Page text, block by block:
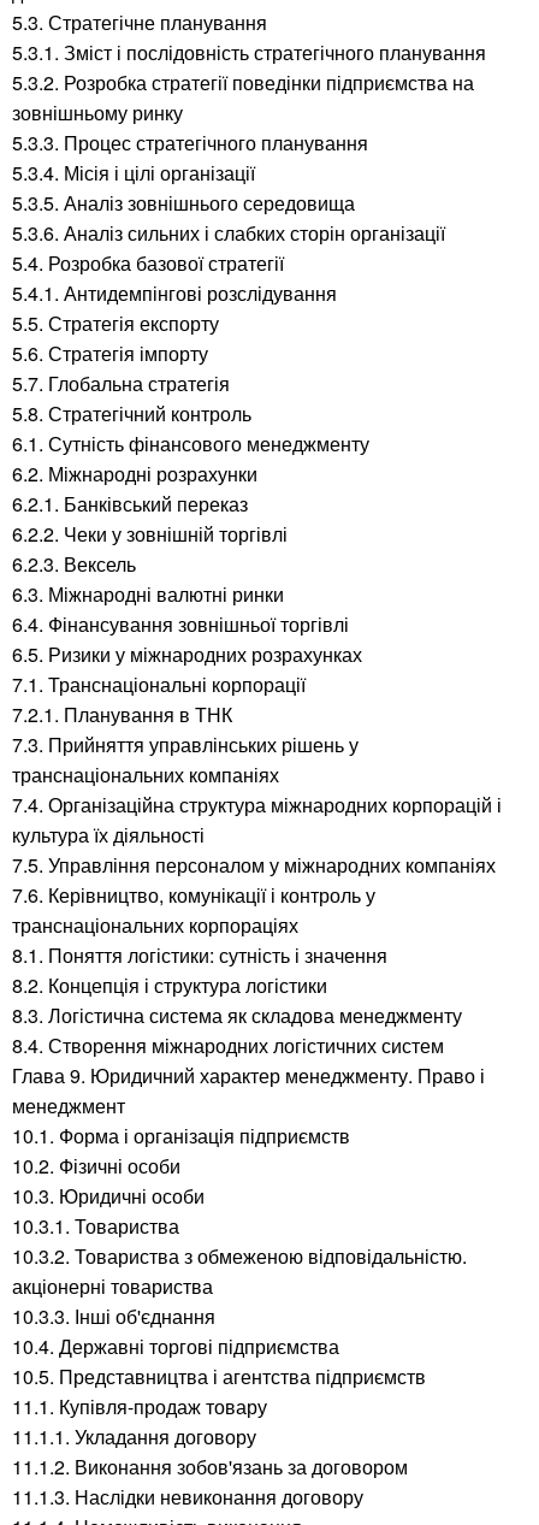
5.3. Стратегічне планування
5.3.1. Зміст і послідовність стратегічного планування
5.3.2. Розробка стратегії поведінки підприємства на
зовнішньому ринку
5.3.3. Процес стратегічного планування
5.3.4. Місія і цілі організації
5.3.5. Аналіз зовнішнього середовища
5.3.6. Аналіз сильних і слабких сторін організації
5.4. Розробка базової стратегії
5.4.1. Антидемпінгові розслідування
5.5. Стратегія експорту
5.6. Стратегія імпорту
5.7. Глобальна стратегія
5.8. Стратегічний контроль
6.1. Сутність фінансового менеджменту
6.2. Міжнародні розрахунки
6.2.1. Банківський переказ
6.2.2. Чеки у зовнішній торгівлі
6.2.3. Вексель
6.3. Міжнародні валютні ринки
6.4. Фінансування зовнішньої торгівлі
6.5. Ризики у міжнародних розрахунках
7.1. Транснаціональні корпорації
7.2.1. Планування в ТНК
7.3. Прийняття управлінських рішень у
транснаціональних компаніях
7.4. Організаційна структура міжнародних корпорацій і
культура їх діяльності
7.5. Управління персоналом у міжнародних компаніях
7.6. Керівництво, комунікації і контроль у
транснаціональних корпораціях
8.1. Поняття логістики: сутність і значення
8.2. Концепція і структура логістики
8.3. Логістична система як складова менеджменту
8.4. Створення міжнародних логістичних систем
Глава 9. Юридичний характер менеджменту. Право і
менеджмент
10.1. Форма і організація підприємств
10.2. Фізичні особи
10.3. Юридичні особи
10.3.1. Товариства
10.3.2. Товариства з обмеженою відповідальністю.
акціонерні товариства
10.3.3. Інші об'єднання
10.4. Державні торгові підприємства
10.5. Представництва і агентства підприємств
11.1. Купівля-продаж товару
11.1.1. Укладання договору
11.1.2. Виконання зобов'язань за договором
11.1.3. Наслідки невиконання договору